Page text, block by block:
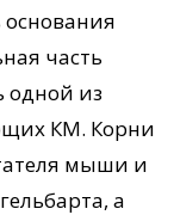
основания
часть
одной из
КМ. Корни
мыши и
а